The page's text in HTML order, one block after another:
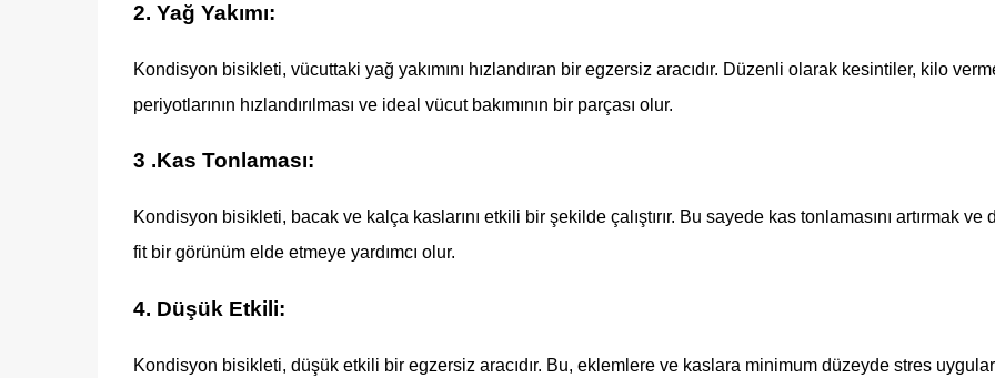
2. Yağ Yakımı:
Kondisyon bisikleti, vücuttaki yağ yakımını hızlandıran bir egzersiz aracıdır. Düzenli olarak kesintiler, kilo
periyotlarının hızlandırılması ve ideal vücut bakımının bir parçası olur.
3 .Kas Tonlaması:
Kondisyon bisikleti, bacak ve kalça kaslarını etkili bir şekilde çalıştırır. Bu sayede kas tonlamasını artırmak ve
fit bir görünüm elde etmeye yardımcı olur.
4. Düşük Etkili:
Kondisyon bisikleti, düşük etkili bir egzersiz aracıdır. Bu, eklemlere ve kaslara minimum düzeyde stres